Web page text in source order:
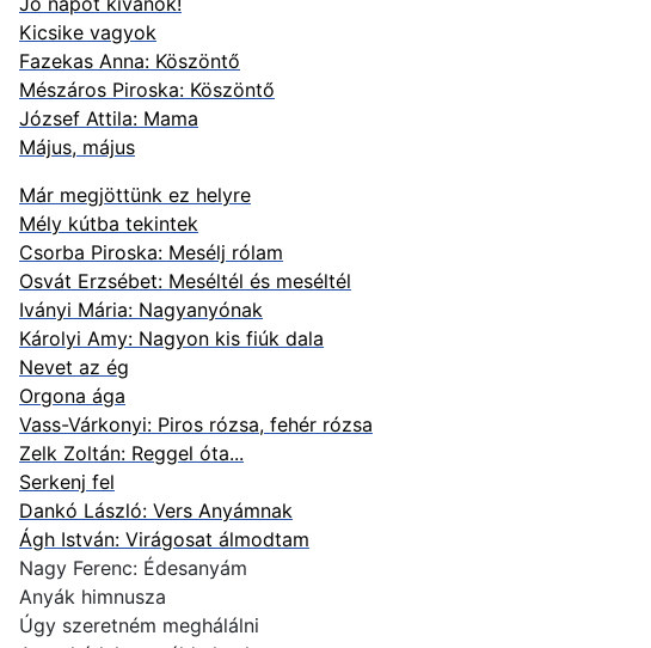
Kicsike vagyok
Fazekas Anna: Köszöntő
Mészáros Piroska: Köszöntő
József Attila: Mama
Május, május
Már megjöttünk ez helyre
Mély kútba tekintek
Csorba Piroska: Mesélj rólam
Osvát Erzsébet: Meséltél és meséltél
Iványi Mária: Nagyanyónak
Károlyi Amy: Nagyon kis fiúk dala
Nevet az ég
Orgona ága
Vass-Várkonyi: Piros rózsa, fehér rózsa
Zelk Zoltán: Reggel óta...
Serkenj fel
Dankó László: Vers Anyámnak
Ágh István: Virágosat álmodtam
Nagy Ferenc: Édesanyám
Anyák himnusza
Úgy szeretném meghálálni